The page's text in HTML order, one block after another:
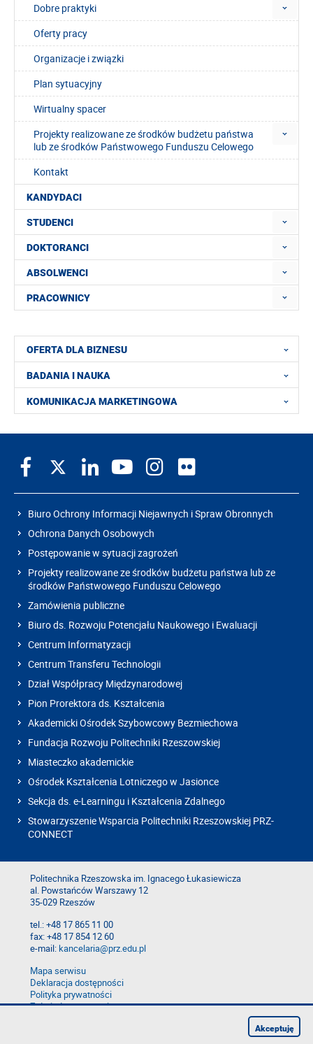
Dobre praktyki
Oferty pracy
Organizacje i związki
Plan sytuacyjny
Wirtualny spacer
Projekty realizowane ze środków budżetu państwa
lub ze środków Państwowego Funduszu Celowego
Kontakt
KANDYDACI
STUDENCI
DOKTORANCI
ABSOLWENCI
PRACOWNICY
OFERTA DLA BIZNESU
BADANIA I NAUKA
KOMUNIKACJA MARKETINGOWA
Biuro Ochrony Informacji Niejawnych i Spraw Obronnych
Ochrona Danych Osobowych
Postępowanie w sytuacji zagrożeń
Projekty realizowane ze środków budżetu państwa lub ze
środków Państwowego Funduszu Celowego
Zamówienia publiczne
Biuro ds. Rozwoju Potencjału Naukowego i Ewaluacji
Centrum Informatyzacji
Centrum Transferu Technologii
Dział Współpracy Międzynarodowej
Pion Prorektora ds. Kształcenia
Akademicki Ośrodek Szybowcowy Bezmiechowa
Fundacja Rozwoju Politechniki Rzeszowskiej
Miasteczko akademickie
Ośrodek Kształcenia Lotniczego w Jasionce
Sekcja ds. e-Learningu i Kształcenia Zdalnego
Stowarzyszenie Wsparcia Politechniki Rzeszowskiej PRZ-
CONNECT
Politechnika Rzeszowska im. Ignacego Łukasiewicza
al. Powstańców Warszawy 12
35-029 Rzeszów
tel.: +48 17 865 11 00
fax: +48 17 854 12 60
e-mail:kancelaria@prz.edu.pl
Mapa serwisu
Deklaracja dostępności
Polityka prywatności
Zgłoś błąd na stronie
Akceptuję